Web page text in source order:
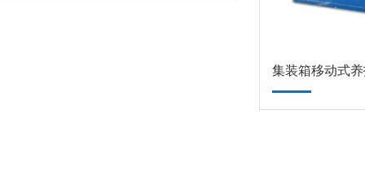
集装箱移动式